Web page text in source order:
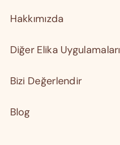
Hakkımızda
Diğer Elika Uygulamaları
Bizi Değerlendir
Blog